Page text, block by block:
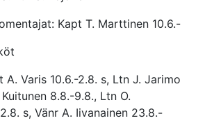
Kapt T. Marttinen 10.6.-
A. Varis 10.6.-2.8. s, Ltn J. Jarimo
8.8.-9.8., Ltn O.
s, Vänr A. Iivanainen 23.8.-